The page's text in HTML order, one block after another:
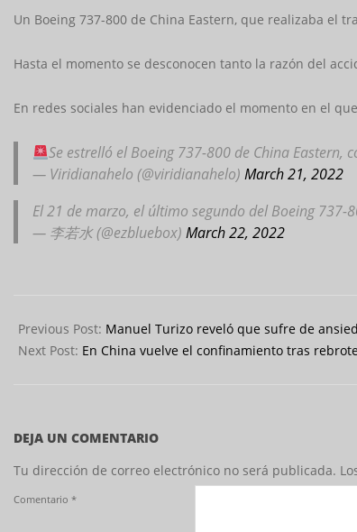
Un Boeing 737-800 de China Eastern, que realizaba el
Hasta el momento se desconocen tanto la razón del
En redes sociales han evidenciado el momento en el
Se estrelló el Boeing 737-800 de China Eastern,
— Viridianahelo (@viridianahelo) March 21, 2022
El 21 de marzo, el último segundo del Boeing
— 李若水 (@ezbluebox) March 22, 2022
03-
22
Previous Post: Manuel Turizo reveló que sufre de
Next Post: En China vuelve el confinamiento tras
DEJA UN COMENTARIO
Tu dirección de correo electrónico no será publicada.
Comentario *